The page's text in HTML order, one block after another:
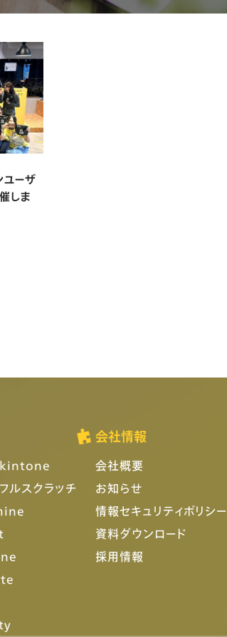
ーザ
しま
kintone
ルスクラッチ
会社情報
会社概要
お知らせ
情報セキュリティポリシー
資料ダウンロード
採用情報